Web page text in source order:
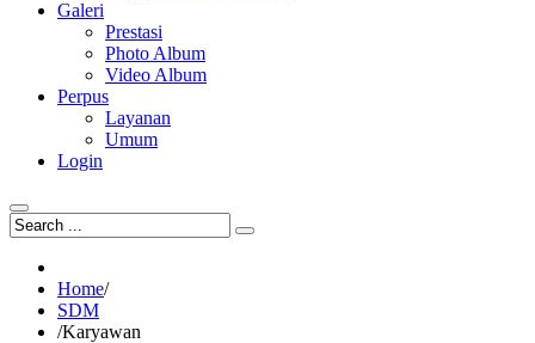
Galeri
Prestasi
Photo Album
Video Album
Perpus
Layanan
Umum
Login
Home/
SDM
/Karyawan